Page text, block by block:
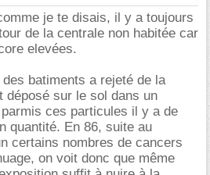
je te disais, il y a toujours
de la centrale non habitée car
elevées.
batiments a rejeté de la
déposé sur le sol dans un
ces particules il y a de
quantité. En 86, suite au
certains nombres de cancers
on voit donc que même